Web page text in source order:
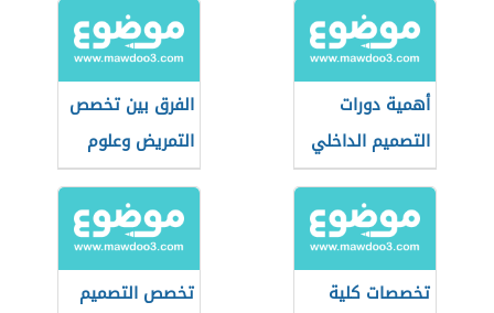
أهمية دورات
التصميم الداخلي
في التطور
الوظيفي
الفرق بين تخصص
التمريض وعلوم
التمريض
تخصصات كلية
تخصص التصميم